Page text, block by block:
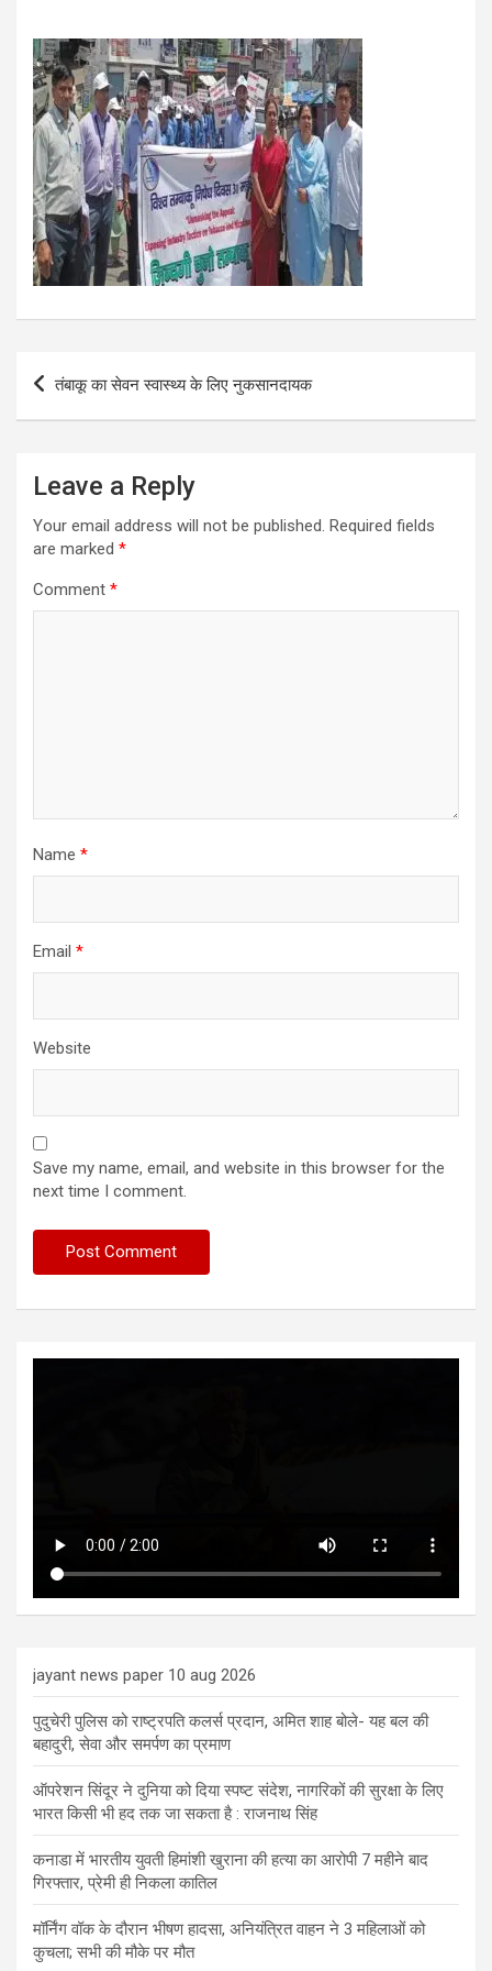
Post
navigation
तंबाकू का सेवन स्वास्थ्य के लिए नुकसानदायक
Leave a Reply
Your email address will not be published. Required fields
are marked *
Comment *
Name *
Email *
Website
Save my name, email, and website in this browser for the
next time I comment.
jayant news paper 10 aug 2026
पुदुचेरी पुलिस को राष्ट्रपति कलर्स प्रदान, अमित शाह बोले- यह बल की
बहादुरी, सेवा और समर्पण का प्रमाण
ऑपरेशन सिंदूर ने दुनिया को दिया स्पष्ट संदेश, नागरिकों की सुरक्षा के लिए
भारत किसी भी हद तक जा सकता है : राजनाथ सिंह
कनाडा में भारतीय युवती हिमांशी खुराना की हत्या का आरोपी 7 महीने बाद
गिरफ्तार, प्रेमी ही निकला कातिल
मॉर्निंग वॉक के दौरान भीषण हादसा, अनियंत्रित वाहन ने 3 महिलाओं को
कुचला; सभी की मौके पर मौत